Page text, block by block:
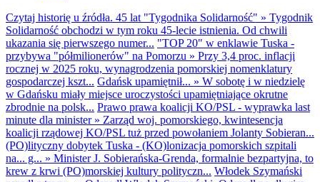
Czytaj historię u źródła. 45 lat "Tygodnika Solidarność" » Tygodnik
Solidarność obchodzi w tym roku 45-lecie istnienia. Od chwili
ukazania się pierwszego numer... "TOP 20" w enklawie Tuska -
przybywa "półmilionerów" na Pomorzu » Przy 3,4 proc. inflacji
rocznej w 2025 roku, wynagrodzenia pomorskiej nomenklatury
gospodarczej kszt... Gdańsk upamiętnił... » W sobotę i w niedzielę
w Gdańsku miały miejsce uroczystości upamiętniające okrutne
zbrodnie na polsk... Prawo prawa koalicji KO/PSL - wyprawka last
minute dla minister» Zarząd woj. pomorskiego, kwintesencja
koalicji rządowej KO/PSL tuż przed powołaniem Jolanty Sobieran...
(PO)lityczny dobytek Tuska - (KO)lonizacja pomorskich szpitali
na... g... » Minister J. Sobierańska-Grenda, formalnie bezpartyjna, to
krew z krwi (PO)morskiej kultury polityczn... Włodek Szymański